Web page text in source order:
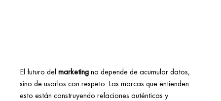
El futuro del marketing no depende de acumular datos,
sino de usarlos con respeto. Las marcas que entienden
esto están construyendo relaciones auténticas y